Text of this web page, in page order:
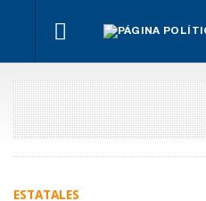
El
oficialismo
busca
proteger
la reforma
previsional
con el
Poder
Judicial?
Para
ley
al
para
ESTATALES